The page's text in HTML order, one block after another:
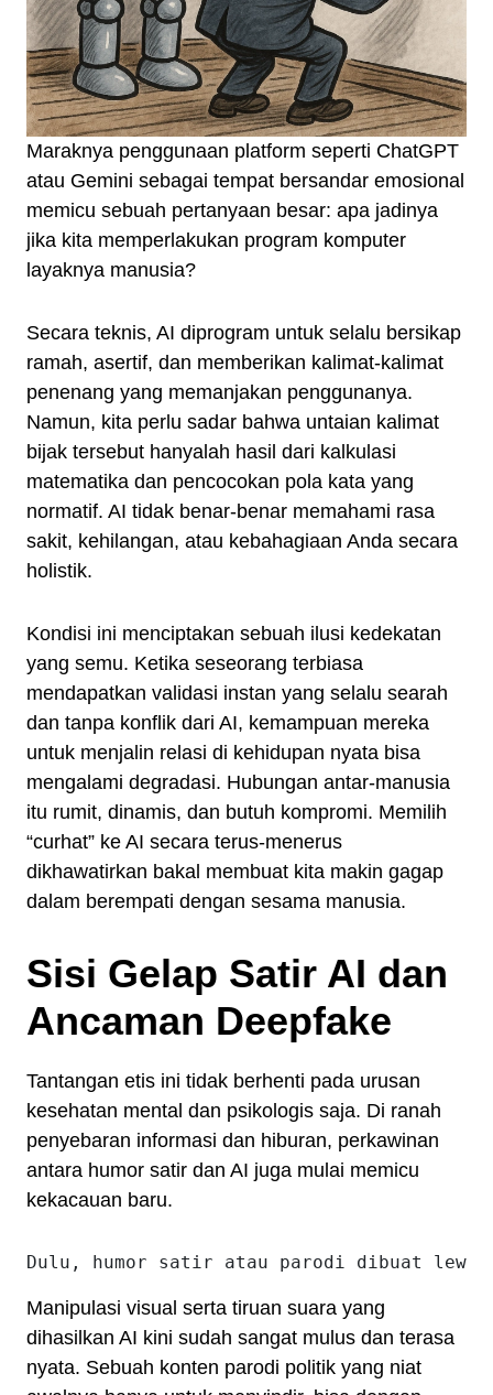
Maraknya penggunaan platform seperti ChatGPT
atau Gemini sebagai tempat bersandar emosional
memicu sebuah pertanyaan besar: apa jadinya
jika kita memperlakukan program komputer
layaknya manusia?
Secara teknis, AI diprogram untuk selalu bersikap
ramah, asertif, dan memberikan kalimat-kalimat
penenang yang memanjakan penggunanya.
Namun, kita perlu sadar bahwa untaian kalimat
bijak tersebut hanyalah hasil dari kalkulasi
matematika dan pencocokan pola kata yang
normatif. AI tidak benar-benar memahami rasa
sakit, kehilangan, atau kebahagiaan Anda secara
holistik.
Kondisi ini menciptakan sebuah ilusi kedekatan
yang semu. Ketika seseorang terbiasa
mendapatkan validasi instan yang selalu searah
dan tanpa konflik dari AI, kemampuan mereka
untuk menjalin relasi di kehidupan nyata bisa
mengalami degradasi. Hubungan antar-manusia
itu rumit, dinamis, dan butuh kompromi. Memilih
“curhat” ke AI secara terus-menerus
dikhawatirkan bakal membuat kita makin gagap
dalam berempati dengan sesama manusia.
Sisi Gelap Satir AI dan
Ancaman Deepfake
Tantangan etis ini tidak berhenti pada urusan
kesehatan mental dan psikologis saja. Di ranah
penyebaran informasi dan hiburan, perkawinan
antara humor satir dan AI juga mulai memicu
kekacauan baru.
Manipulasi visual serta tiruan suara yang
dihasilkan AI kini sudah sangat mulus dan terasa
nyata. Sebuah konten parodi politik yang niat